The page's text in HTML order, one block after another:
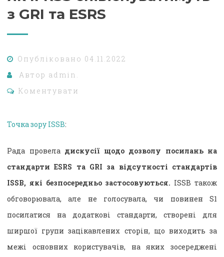
з GRI та ESRS
Опубліковано 04.11.2022
Автор admin.
Коментувати
Точка зору ISSB:
Рада провела дискусії щодо дозволу посилань на
стандарти ESRS та GRI за відсутності стандартів
ISSB, які безпосередньо застосовуються. ISSB також
обговорювала, але не голосувала, чи повинен S1
посилатися на додаткові стандарти, створені для
ширшої групи зацікавлених сторін, що виходить за
межі основних користувачів, на яких зосереджені